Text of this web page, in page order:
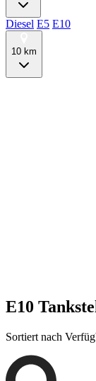
Diesel E5 E10
10 km
E10
Sortiert nach